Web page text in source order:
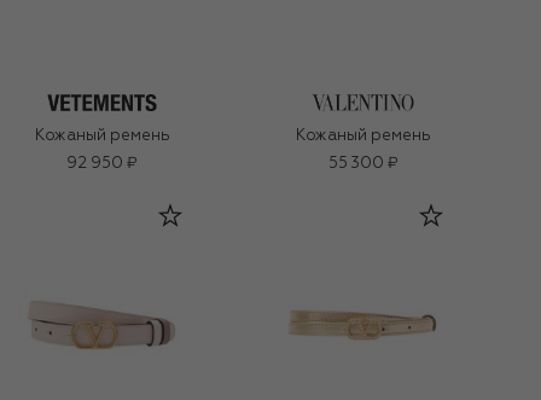
Кожаный ремень
92 950 ₽
Кожаный ремень
55 300 ₽